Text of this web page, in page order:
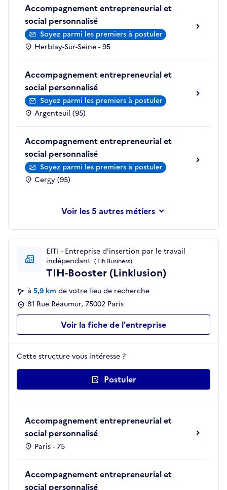
Accompagnement entrepreneurial et
social personnalisé
Soyez parmi les premiers à postuler
Herblay-Sur-Seine - 95
Accompagnement entrepreneurial et
social personnalisé
Soyez parmi les premiers à postuler
Argenteuil (95)
Accompagnement entrepreneurial et
social personnalisé
Soyez parmi les premiers à postuler
Cergy (95)
les 5 autres métiers
EITI - Entreprise d'insertion par le travail
indépendant (Tih Business)
TIH-Booster (Linklusion)
à 5,9 km de votre lieu de recherche
81 Rue Réaumur, 75002 Paris
Voir la fiche de l'entreprise
Cette structure vous intéresse ?
Postuler
Accompagnement entrepreneurial et
social personnalisé
Paris - 75
Accompagnement entrepreneurial et
social personnalisé